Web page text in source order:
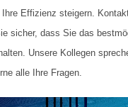
Effizienz steigern.
sicher, dass Sie das
Unsere Kollegen
alle Ihre Fragen.